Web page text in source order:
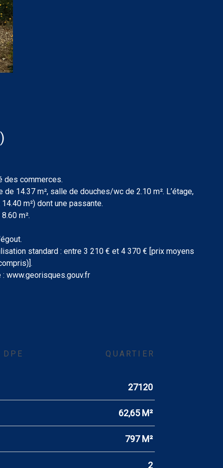
des commerces.
14.37 m², salle de douches/wc de 2.10 m². L’étage,
m²) dont une passante.
m².
standard : entre 3 210 € et 4 370 € [prix moyens
www.georisques.gouv.fr
DPE QUARTIER
27120
62,65 M²
797 M²
2